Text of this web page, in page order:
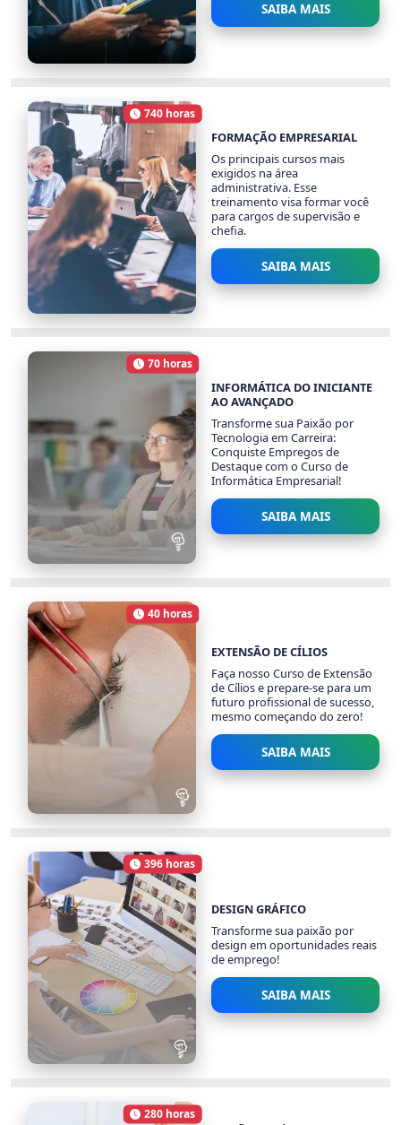
FORMAÇÃO INDUSTRIAL
1681 alunos
SAIBA MAIS
FORMAÇÃO
EMPRESARIAL
2854 alunos
740 horas
Carga Horária
FORMAÇÃO EMPRESARIAL
Os principais cursos mais
exigidos na área
administrativa. Esse
treinamento visa formar você
para cargos de supervisão e
chefia.
SAIBA MAIS
INFORMÁTICA DO
INICIANTE AO
AVANÇADO
1667 alunos
70 horas
Carga Horária
INFORMÁTICA DO INICIANTE
AO AVANÇADO
Transforme sua Paixão por
Tecnologia em Carreira:
Conquiste Empregos de
Destaque com o Curso de
Informática Empresarial!
SAIBA MAIS
EXTENSÃO DE CÍLIOS
972 alunos
40 horas
Carga Horária
EXTENSÃO DE CÍLIOS
Faça nosso Curso de Extensão
de Cílios e prepare-se para um
futuro profissional de sucesso,
mesmo começando do zero!
SAIBA MAIS
DESIGN GRÁFICO
8072 alunos
396 horas
Carga Horária
DESIGN GRÁFICO
Transforme sua paixão por
design em oportunidades reais
de emprego!
SAIBA MAIS
280 horas
Carga Horária